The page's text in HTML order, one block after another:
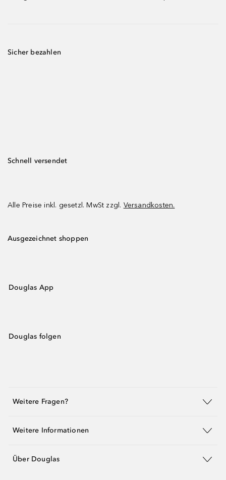
Sicher bezahlen
Schnell versendet
Alle Preise inkl. gesetzl. MwSt zzgl. Versandkosten.
Ausgezeichnet shoppen
Douglas App
Douglas folgen
Weitere Fragen?
Weitere Informationen
Über Douglas